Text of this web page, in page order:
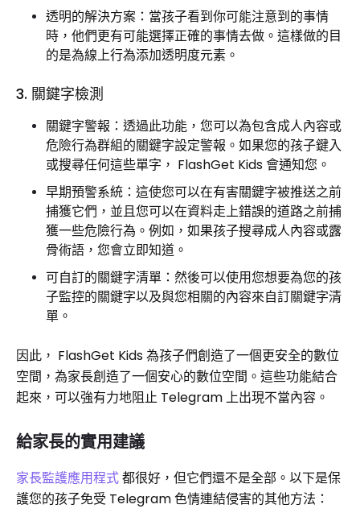
透明的解決方案：當孩子看到你可能注意到的事情
時，他們更有可能選擇正確的事情去做。這樣做的目
的是為線上行為添加透明度元素。
3. 關鍵字檢測
關鍵字警報：透過此功能，您可以為包含成人內容或
危險行為群組的關鍵字設定警報。如果您的孩子鍵入
或搜尋任何這些單字， FlashGet Kids 會通知您。
早期預警系統：這使您可以在有害關鍵字被推送之前
捕獲它們，並且您可以在資料走上錯誤的道路之前捕
獲一些危險行為。例如，如果孩子搜尋成人內容或露
骨術語，您會立即知道。
可自訂的關鍵字清單：然後可以使用您想要為您的孩
子監控的關鍵字以及與您相關的內容來自訂關鍵字清
單。
因此， FlashGet Kids 為孩子們創造了一個更安全的數位
空間，為家長創造了一個安心的數位空間。這些功能結合
起來，可以強有力地阻止 Telegram 上出現不當內容。
給家長的實用建議
家長監護應用程式都很好，但它們還不是全部。以下是保
護您的孩子免受 Telegram 色情連結侵害的其他方法：